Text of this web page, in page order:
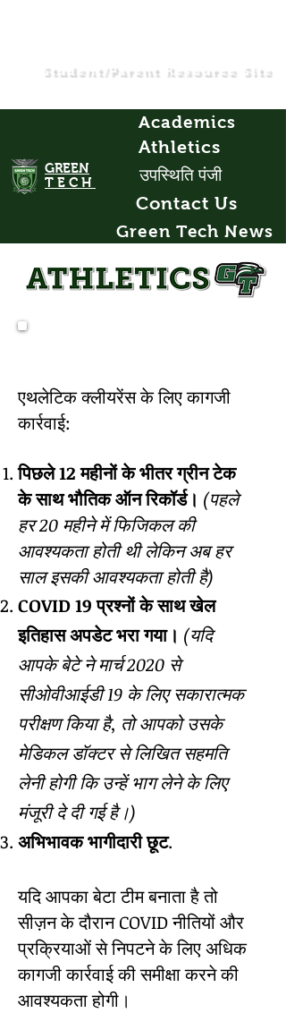
GREEN
TECH
Academics
Athletics
उपस्थिति पंजी
Contact Us
Green Tech News
Student/Parent Resource Site
एथलेटिक क्लीयरेंस के लिए कागजी
कार्रवाई:
पिछले 12 महीनों के भीतर ग्रीन टेक
के साथ भौतिक ऑन रिकॉर्ड। (पहले
हर 20 महीने में फिजिकल की
आवश्यकता होती थी लेकिन अब हर
साल इसकी आवश्यकता होती है)
COVID 19 प्रश्नों के साथ खेल
इतिहास अपडेट भरा गया। (यदि
आपके बेटे ने मार्च 2020 से
सीओवीआईडी 19 के लिए सकारात्मक
परीक्षण किया है, तो आपको उसके
मेडिकल डॉक्टर से लिखित सहमति
लेनी होगी कि उन्हें भाग लेने के लिए
मंजूरी दे दी गई है।)
अभिभावक भागीदारी छूट.
यदि आपका बेटा टीम बनाता है तो
सीज़न के दौरान COVID नीतियों और
प्रक्रियाओं से निपटने के लिए अधिक
कागजी कार्रवाई की समीक्षा करने की
आवश्यकता होगी।